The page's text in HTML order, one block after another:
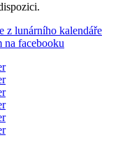
z lunárního kalendáře